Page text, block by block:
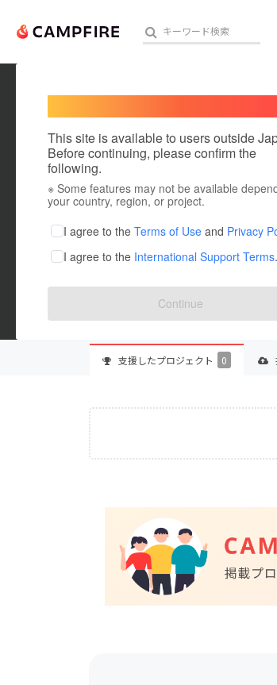
人気のプロジェクト
アート・写真
テクノロジー・ガジ
映像・映画
ビジネス・起業
まちづくり・地域
This site is available to users outside
Before continuing, please confirm the
following.
※ Some features may not be available
your country, region, or project.
I agree to the Terms of Use and Privacy
I agree to the International Support Terms.
Continue
支援したプロジェクト 0